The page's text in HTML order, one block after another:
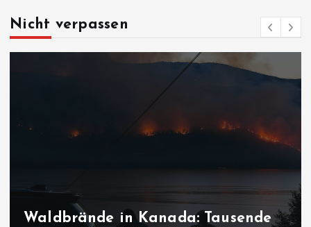
Nicht verpassen
Waldbrände in Kanada: Tausende